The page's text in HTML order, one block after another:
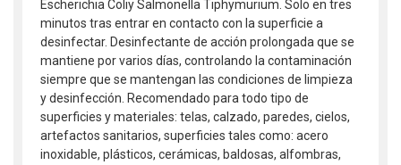
Escherichia Coliy Salmonella Tiphymurium. Solo en tres
minutos tras entrar en contacto con la superficie a
desinfectar. Desinfectante de acción prolongada que se
mantiene por varios días, controlando la contaminación
siempre que se mantengan las condiciones de limpieza
y desinfección. Recomendado para todo tipo de
superficies y materiales: telas, calzado, paredes, cielos,
artefactos sanitarios, superficies tales como: acero
inoxidable, plásticos, cerámicas, baldosas, alfombras,